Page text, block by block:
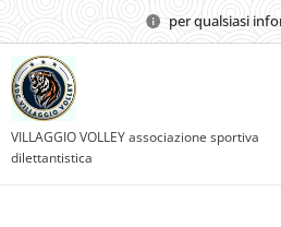
per qualsiasi
VILLAGGIO VOLLEY associazione sportiva
dilettantistica